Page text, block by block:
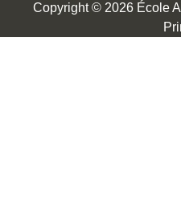
Copyright © 2026 École